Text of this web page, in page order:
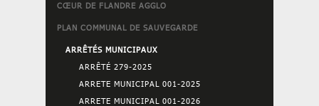
CŒUR DE FLANDRE AGGLO
PLAN COMMUNAL DE SAUVEGARDE
ARRÊTÉS MUNICIPAUX
ARRÊTÉ 279-2025
ARRETE MUNICIPAL 001-2025
ARRETE MUNICIPAL 001-2026